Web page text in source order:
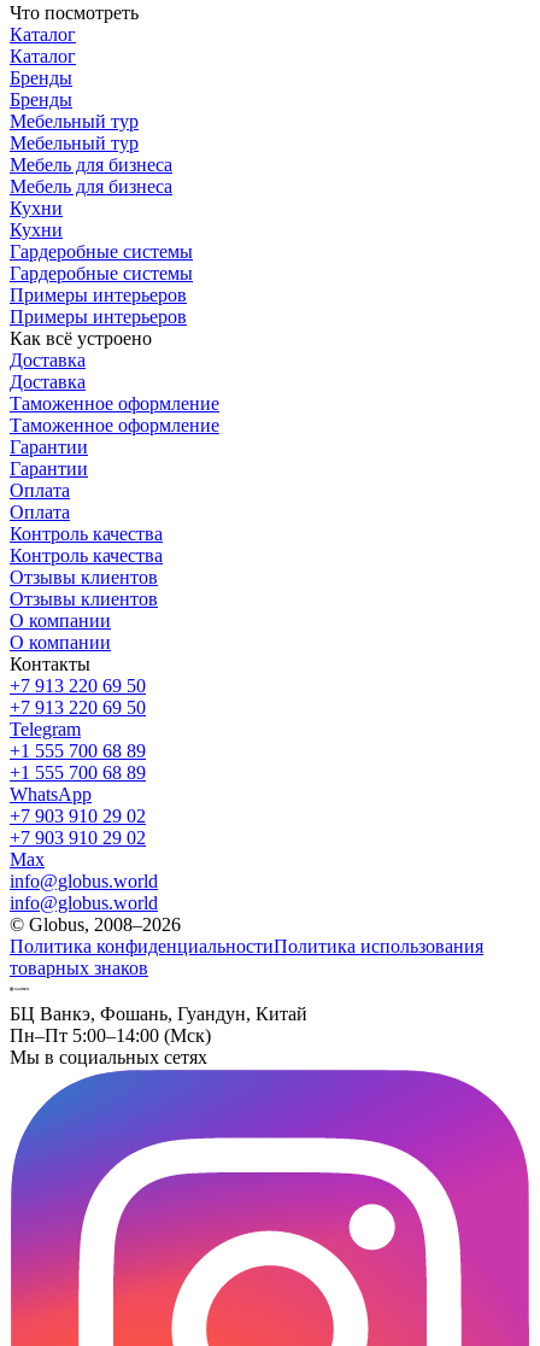
Что посмотреть
Каталог
Каталог
Бренды
Бренды
Мебельный тур
Мебельный тур
Мебель для бизнеса
Мебель для бизнеса
Кухни
Кухни
Гардеробные системы
Гардеробные системы
Примеры интерьеров
Примеры интерьеров
Как всё устроено
Доставка
Доставка
Таможенное оформление
Таможенное оформление
Гарантии
Гарантии
Оплата
Оплата
Контроль качества
Контроль качества
Отзывы клиентов
Отзывы клиентов
О компании
О компании
Контакты
+7 913 220 69 50
+7 913 220 69 50
Telegram
+1 555 700 68 89
+1 555 700 68 89
WhatsApp
+7 903 910 29 02
+7 903 910 29 02
Max
info@globus.world
info@globus.world
© Globus, 2008–2026
Политика конфиденциальностиПолитика использования
товарных знаков
БЦ Ванкэ, Фошань, Гуандун, Китай
Пн–Пт 5:00–14:00 (Мск)
Мы в социальных сетях